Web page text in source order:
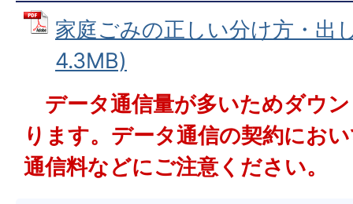
家庭ごみの正しい分け方・出
4.3MB)
データ通信量が多いためダウ
ります。データ通信の契約にお
通信料などにご注意ください。